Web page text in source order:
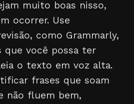
muito boas nisso,
ocorrer. Use
como Grammarly,
que você possa ter
o texto em voz alta.
frases que soam
não fluem bem,